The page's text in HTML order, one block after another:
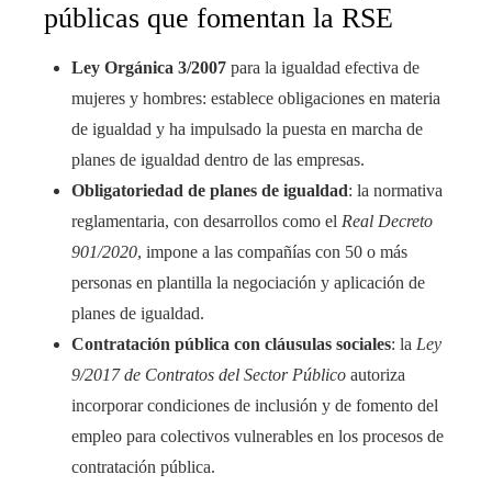
públicas que fomentan la RSE
Ley Orgánica 3/2007 para la igualdad efectiva de
mujeres y hombres: establece obligaciones en materia
de igualdad y ha impulsado la puesta en marcha de
planes de igualdad dentro de las empresas.
Obligatoriedad de planes de igualdad: la normativa
reglamentaria, con desarrollos como el Real Decreto
901/2020, impone a las compañías con 50 o más
personas en plantilla la negociación y aplicación de
planes de igualdad.
Contratación pública con cláusulas sociales: la Ley
9/2017 de Contratos del Sector Público autoriza
incorporar condiciones de inclusión y de fomento del
empleo para colectivos vulnerables en los procesos de
contratación pública.